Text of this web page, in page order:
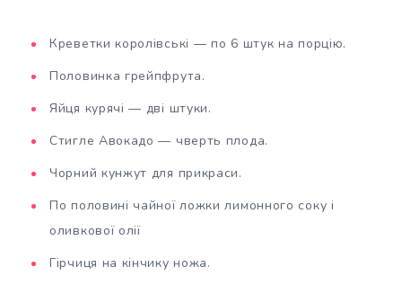
Креветки королівські — по 6 штук на порцію.
Половинка грейпфрута.
Яйця курячі — дві штуки.
Стигле Авокадо — чверть плода.
Чорний кунжут для прикраси.
По половині чайної ложки лимонного соку і
оливкової олії
Гірчиця на кінчику ножа.